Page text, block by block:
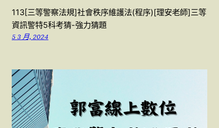
113[三等警察法規]社會秩序維護法(程序)[理安老師]三等
資訊警特5科考猜-強力猜題
5 3 月, 2024